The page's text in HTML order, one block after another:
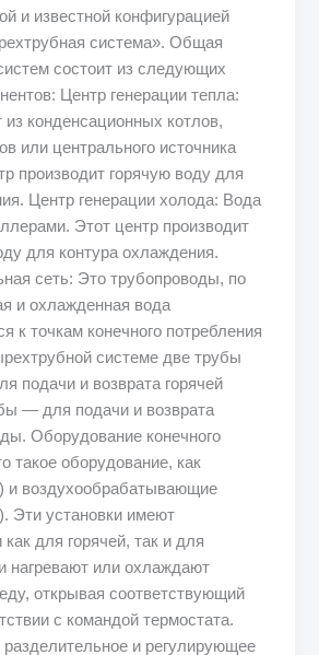
и известной конфигурацией
система». Общая
состоит из следующих
Центр генерации тепла:
конденсационных котлов,
или центрального источника
производит горячую воду для
Центр генерации холода: Вода
Этот центр производит
для контура охлаждения.
сеть: Это трубопроводы, по
и охлажденная вода
к точкам конечного потребления
системе две трубы
подачи и возврата горячей
— для подачи и возврата
Оборудование конечного
такое оборудование, как
и воздухообрабатывающие
Эти установки имеют
для горячей, так и для
нагревают или охлаждают
открывая соответствующий
с командой термостата.
разделительное и регулирующее